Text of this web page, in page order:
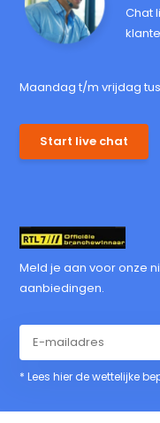
Chat
Maandag t/m vrijdag
Start live chat
Meld je aan voor onze
aanbiedingen.
* Lees hier de wettelijke